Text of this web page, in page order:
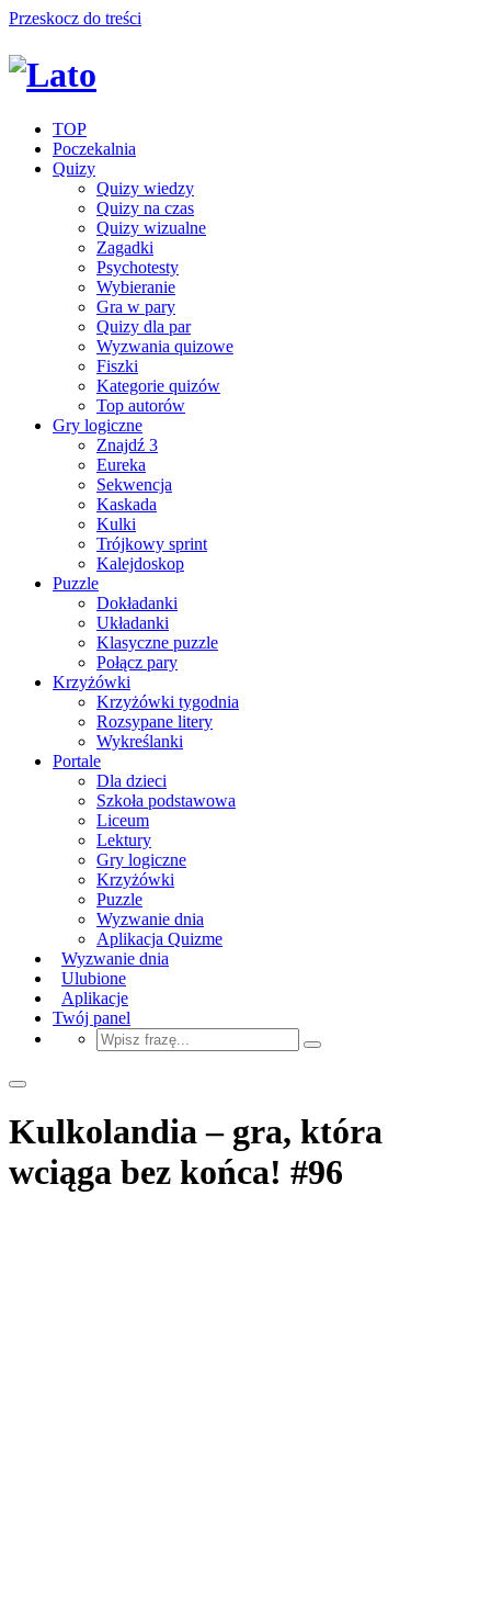
Przeskocz do treści
TOP
Poczekalnia
Quizy
Quizy wiedzy
Quizy na czas
Quizy wizualne
Zagadki
Psychotesty
Wybieranie
Gra w pary
Quizy dla par
Wyzwania quizowe
Fiszki
Kategorie quizów
Top autorów
Gry logiczne
Znajdź 3
Eureka
Sekwencja
Kaskada
Kulki
Trójkowy sprint
Kalejdoskop
Puzzle
Dokładanki
Układanki
Klasyczne puzzle
Połącz pary
Krzyżówki
Krzyżówki tygodnia
Rozsypane litery
Wykreślanki
Portale
Dla dzieci
Szkoła podstawowa
Liceum
Lektury
Gry logiczne
Krzyżówki
Puzzle
Wyzwanie dnia
Aplikacja Quizme
Wyzwanie dnia
Ulubione
Aplikacje
Twój panel
Kulkolandia – gra, która
wciąga bez końca! #96